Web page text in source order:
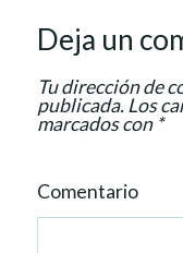
t
o
n
Deja un
Tu dirección de
publicada.Los
marcados con *
Comentario